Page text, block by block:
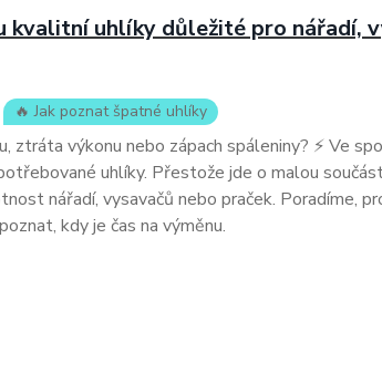
kvalitní uhlíky důležité pro nářadí,
🔥 Jak poznat špatné uhlíky
ztráta výkonu nebo zápach spáleniny? ⚡ Ve
uhlíky. Přestože jde o malou
nářadí, vysavačů nebo praček. Poradíme,
kdy je čas na výměnu.